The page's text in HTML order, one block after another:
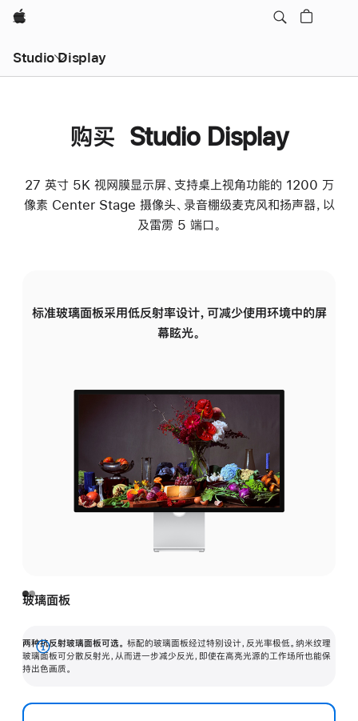
Apple
Studio Display
购买 Studio Display
27 英寸 5K 视网膜显示屏、支持桌上视角功能的 1200 万
像素 Center Stage 摄像头、录音棚级麦克风和扬声器，以
及雷雳 5 端口。
标准玻璃面板采用低反射率设计，可减少使用环境中的屏
幕眩光。
玻璃面板
两种抗反射玻璃面板可选。 标配的玻璃面板经过特别设计，反光率极低。纳米纹理
玻璃面板可分散反射光，从而进一步减少反光，即使在高亮光源的工作场所也能保
持出色画质。
展
开